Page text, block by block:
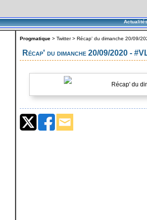
Progmatique > Twitter> Récap' du dimanche 20/09/
Récap' du dimanche 20/09/2020 -
Récap' du